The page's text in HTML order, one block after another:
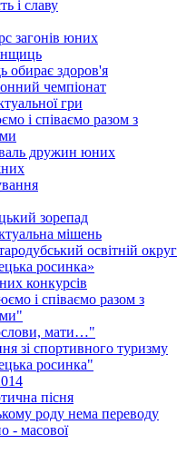
і славу
загонів юних
обирає здоров'я
чемпіонат
гри
і співаємо разом з
дружин юних
зорепад
мішень
освітній округ
росинка»
конкурсів
і співаємо разом з
мати…"
зі спортивного туризму
росинка"
пісня
роду нема переводу
- масової